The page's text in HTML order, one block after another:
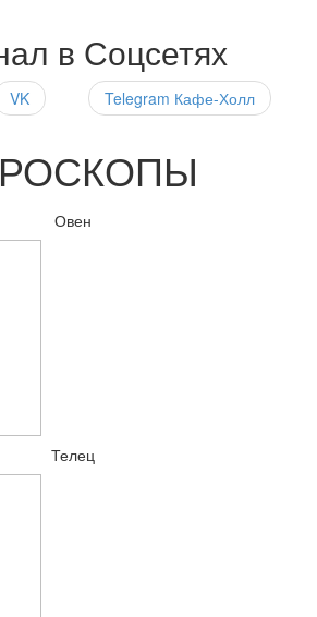
в Соцсетях
VK Telegram Кафе-Холл
Овен
Телец